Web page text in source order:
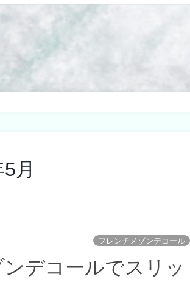
月
フレンチメゾンデコール
デコールでスリッ